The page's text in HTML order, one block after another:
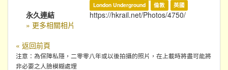
London Underground
倫敦 英國
永久連結
https://hkrail.net/Photos/4750/
» 更多相關相片
« 返回前頁
注意：為保障私隱，二零零八年或以後拍攝的照片，在上載時將盡可能將
非必要之人臉模糊處理